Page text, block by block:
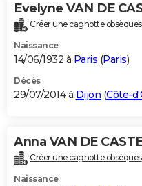
Evelyne VAN DE
Créer une cagnotte obsèques
Naissance
14/06/1932 à Paris (Paris)
Décès
29/07/2014 à Dijon (Côte-
Anna VAN DE
Créer une cagnotte obsèques
Naissance